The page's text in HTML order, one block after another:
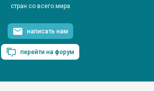
стран со всего мира
написать нам
перейти на форум